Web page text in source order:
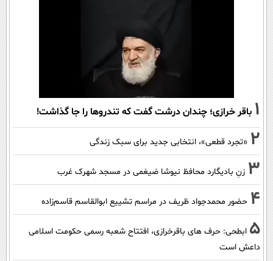
1 باقر خرازی؛ چندان درشت گفت که تندروها را جا گذاشت!
2 «تجرد قطعی»، انتخابی جدید برای سبک زندگی
3 زنِ بادیگارد محافظ نیوشا ضیغمی در مسجد شهرک غرب
4 حضور محمدجواد ظریف در مراسم تشییع ابوالقاسم قاسم‌زاده
5 ابطحی: حرف های باقرخرازی، افتتاح شعبه رسمی حکومت اسلامی
داعش است